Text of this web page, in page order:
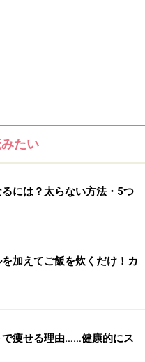
たい
には？太らない方法・5つ
加えてご飯を炊くだけ！カ
痩せる理由……健康的にス